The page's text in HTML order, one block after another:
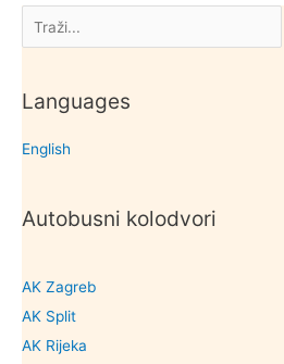
Pretraga
Languages
English
Autobusni kolodvori
AK Zagreb
AK Split
AK Rijeka